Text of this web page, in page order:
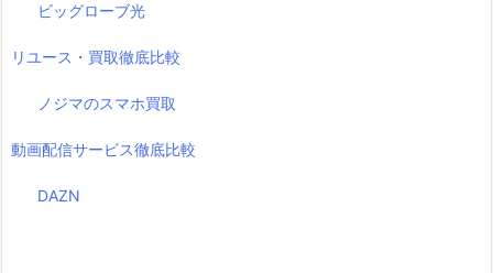
ビッグローブ光
リユース・買取徹底比較
ノジマのスマホ買取
動画配信サービス徹底比較
DAZN